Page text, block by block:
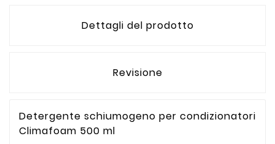
Dettagli del prodotto
Revisione
Detergente schiumogeno per condizionatori
Climafoam 500 ml